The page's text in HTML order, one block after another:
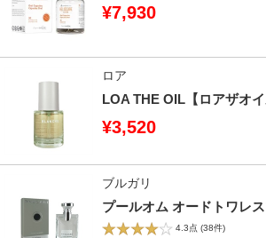
¥7,930
ロア
LOA THE OIL【ロアザオイ
¥3,520
ブルガリ
プールオム オードトワレ
4.3点 (38件)